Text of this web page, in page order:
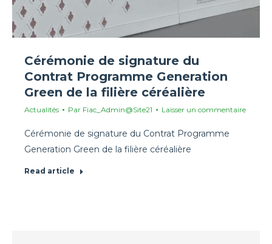
Cérémonie de signature du
Contrat Programme Generation
Green de la filière céréalière
Actualités Par Fiac_Admin@Site21 Laisser un commentaire
Cérémonie de signature du Contrat Programme
Generation Green de la filière céréalière
Read article